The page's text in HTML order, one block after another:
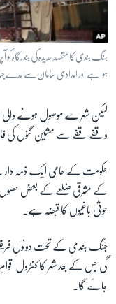
جنگ بندی کا مقصد حدیدہ کی بندرگاہ
ہوا ہے اور امدادی سامان سے لدے
لیکن شہر سے موصول ہونے
وقفے قفے سے مشین گنوں کی
حکومت کے حامی ایک ذمہ دار
حوثی باغیوں کا قبضہ ہے۔
جنگ بندی کے تحت دونوں
گی جس کے بعد شہر کا کنٹرول
جائے گا۔